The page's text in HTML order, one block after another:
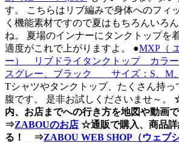
す。 こちらはリブ編みで身体へのフィ
く機能素材ですので夏はもちろんいろ
ね。 夏場のインナーにタンクトップを
適度がこれで上がりますよ。 ●MXP（
ー） リブドライタンクトップ カラー
スグレー、ブラック サイズ：S、
Tシャツやタンクトップ、たくさん持っ
腹です。 是非お試しくださいませ～。
内、お店までへの行き方を地図や動画
⇒ZABOUのお店 ☆通販で購入、商品
る！ ⇒ZABOU WEB SHOP（ウェブ